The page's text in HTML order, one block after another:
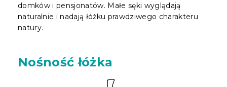
domków i pensjonatów. Małe sęki wyglądają
naturalnie i nadają łóżku prawdziwego charakteru
natury.
Nośność łóżka